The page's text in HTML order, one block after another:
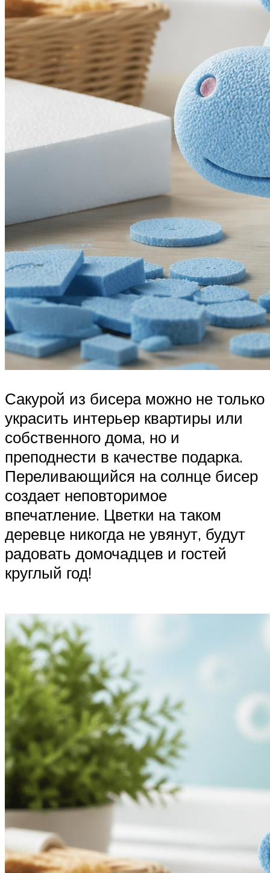
Сакурой из бисера можно не только
украсить интерьер квартиры или
собственного дома, но и
преподнести в качестве подарка.
Переливающийся на солнце бисер
создает неповторимое
впечатление. Цветки на таком
деревце никогда не увянут, будут
радовать домочадцев и гостей
круглый год!